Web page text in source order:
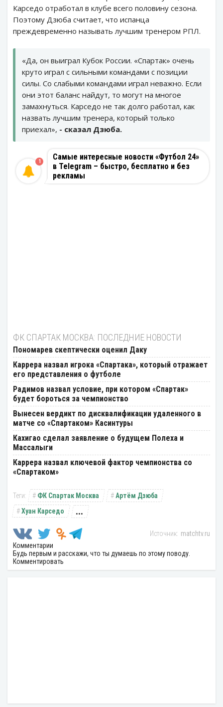
Карседо отработал в клубе всего половину сезона.
Поэтому Дзюба считает, что испанца
преждевременно называть лучшим тренером РПЛ.
«Да, он выиграл Кубок России. «Спартак» очень
круто играл с сильными командами с позиции
силы. Со слабыми командами играл неважно. Если
они этот баланс найдут, то могут на многое
замахнуться. Карседо не так долго работал, как
назвать лучшим тренера, который только
приехал», - сказал Дзюба.
Самые интересные новости «Футбол 24»
в Telegram – быстро, бесплатно и без
рекламы
1
ФК СПАРТАК МОСКВА: ПОСЛЕДНИЕ НОВОСТИ
Пономарев скептически оценил Даку
Каррера назвал игрока «Спартака», который отражает
его представления о футболе
Радимов назвал условие, при котором «Спартак»
будет бороться за чемпионство
Вынесен вердикт по дисквалификации удаленного в
матче со «Спартаком» Касинтуры
Кахигао сделал заявление о будущем Полеха и
Массалыги
Каррера назвал ключевой фактор чемпионства со
«Спартаком»
ФК Спартак Москва
Артём Дзюба
Хуан Карседо
...
matchtv.ru
Комментарии
Будь первым и расскажи, что ты думаешь по этому поводу.
Комментировать